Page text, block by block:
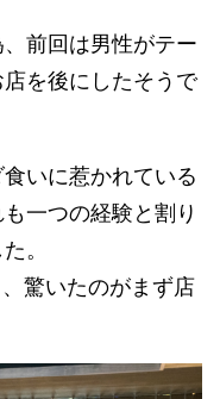
前回は男性がテー
を後にしたそうで
いに惹かれている
一つの経験と割り
。
驚いたのがまず店